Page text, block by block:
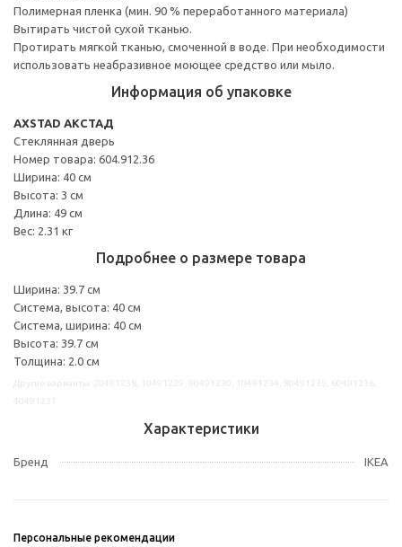
Полимерная пленка (мин. 90 % переработанного материала)
Вытирать чистой сухой тканью.
Протирать мягкой тканью, смоченной в воде. При необходимости
использовать неабразивное моющее средство или мыло.
Информация об упаковке
AXSTAD АКСТАД
Стеклянная дверь
Номер товара: 604.912.36
Ширина: 40 см
Высота: 3 см
Длина: 49 см
Вес: 2.31 кг
Подробнее о размере товара
Ширина: 39.7 см
Система, высота: 40 см
Система, ширина: 40 см
Высота: 39.7 см
Толщина: 2.0 см
Характеристики
Бренд IKEA
Персональные рекомендации